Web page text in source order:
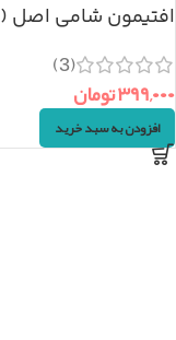
افتیمون شامی اصل (۵۰گرم)
(3)
۳۹۹,۰۰۰تومان
افزودن به سبد خرید